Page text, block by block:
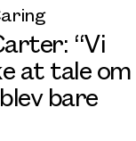
“Vi
at tale om
bare